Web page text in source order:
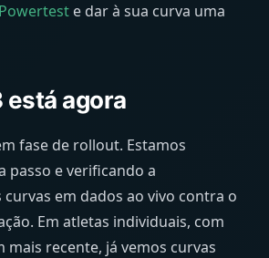
e dar à sua curva uma
está agora
fase de rollout. Estamos
passo e verificando a
curvas em dados ao vivo contra o
Em atletas individuais, com
mais recente, já vemos curvas